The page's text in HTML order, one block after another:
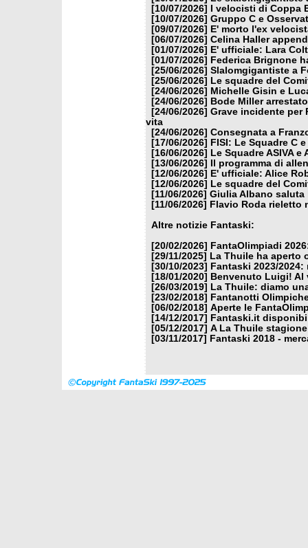
[10/07/2026]
I velocisti di Coppa
[10/07/2026] Gruppo C e
[09/07/2026]
E' morto l'ex
[06/07/2026] Celina Haller
[01/07/2026]
E' ufficiale: Lara
[01/07/2026]
Federica Brignone
[25/06/2026] Slalomgigantiste a
[25/06/2026]
Le squadre del
[24/06/2026] Michelle Gisin e
[24/06/2026]
Bode Miller
[24/06/2026] Grave incidente per
vita
[24/06/2026] Consegnata a
[17/06/2026]
FISI: Le Squadre C
[16/06/2026]
Le Squadre ASIVA
[13/06/2026]
Il programma di
[12/06/2026]
E' ufficiale: Alice
[12/06/2026]
Le squadre del
[11/06/2026] Giulia Albano saluta
[11/06/2026]
Flavio Roda rieletto
Altre notizie Fantaski:
[20/02/2026]
FantaOlimpiadi
[29/11/2025]
La Thuile ha aperto
[30/10/2023]
Fantaski 2023/
[18/01/2020]
Benvenuto Luigi! Al
[26/03/2019]
La Thuile: diamo
[23/02/2018]
Fantanotti
[06/02/2018] Aperte le
[14/12/2017]
Fantaski.it
[05/12/2017] A La Thuile
[03/11/2017]
Fantaski 2018 -